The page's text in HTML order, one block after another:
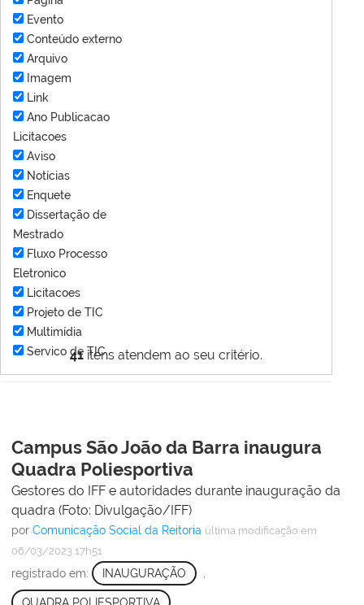
41 itens atendem ao seu critério.
Evento
Conteúdo externo
Arquivo
Imagem
Link
Ano Publicacao
Licitacoes
Aviso
Notícias
Enquete
Dissertação de
Mestrado
Fluxo Processo
Eletronico
Licitacoes
Projeto de TIC
Multimídia
Servico de TIC
Campus São João da Barra inaugura
Quadra Poliesportiva
Gestores do IFF e autoridades durante inauguração da
quadra (Foto: Divulgação/IFF)
por Comunicação Social da Reitoria última modificação em
06/03/2023 17h51
registrado em: INAUGURAÇÃO
QUADRA POLIESPORTIVA